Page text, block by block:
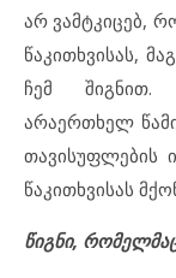
არ ვამტკიცებ,
წაკითხვისას,
ჩემ შიგნით.
არაერთხელ
თავისუფლების
წაკითხვისას
წიგნი,